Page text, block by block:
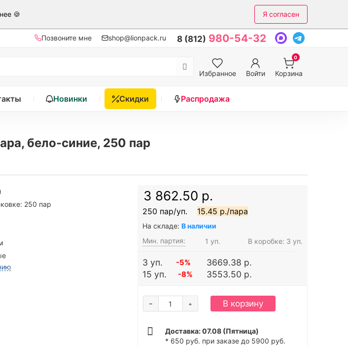
🍪 Я согласен
Позвоните мне shop@lionpack.ru 8 (812) 980-54-32
Избранное Войти
0
Корзина
Новинки Скидки Распродажа
бело-синие, 250 пар
250 пар
3 862.50 р.
250 пар/уп. 15.45 р./пара
На складе: В наличии
Мин. партия:
1 уп. В коробке: 3 уп.
3 уп. -5%
3669.38 р.
15 уп.
-8% 3553.50 р.
+
- В корзину
Доставка: 07.08 (Пятница)
* 650 руб. при заказе до 5900 руб.